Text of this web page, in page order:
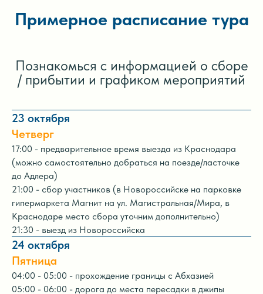
Примерное расписание тура
Познакомься с информацией о сборе
/ прибытии и графиком мероприятий
23 октября
Четверг
17:00 - предварительное время выезда из Краснодара
(можно самостоятельно добраться на поезде/ласточке
до Адлера)
21:00 - сбор участников (в Новороссийске на парковке
гипермаркета Магнит на ул. Магистральная/Мира, в
Краснодаре место сбора уточним дополнительно)
21:30 - выезд из Новороссийска
24 октября
Пятница
04:00 - 05:00 - прохождение границы с Абхазией
05:00 - 06:00 - дорога до места пересадки в джипы